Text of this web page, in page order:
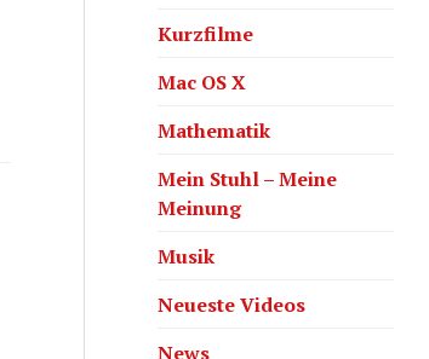
Kurzfilme
Mac OS X
Mathematik
Mein Stuhl – Meine
Meinung
Musik
Neueste Videos
News